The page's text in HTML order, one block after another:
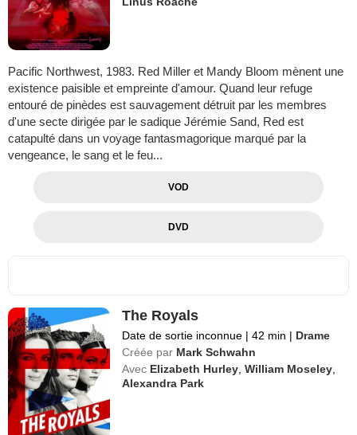
Pacific Northwest, 1983. Red Miller et Mandy Bloom mènent une
existence paisible et empreinte d'amour. Quand leur refuge
entouré de pinèdes est sauvagement détruit par les membres
d'une secte dirigée par le sadique Jérémie Sand, Red est
catapulté dans un voyage fantasmagorique marqué par la
vengeance, le sang et le feu...
VOD
DVD
The Royals
Date de sortie inconnue | 42 min | Drame
Créée par Mark Schwahn
Avec Elizabeth Hurley ,William Moseley
Alexandra Park